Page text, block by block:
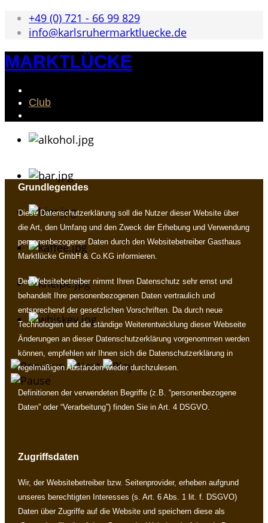
+49 (0) 721 - 66 99 829
info@karlsruhermarktluecke.de
MARKTLÜCKE
Club
Grundlegendes
Diese Datenschutzerklärung soll die Nutzer dieser Website über
die Art, den Umfang und den Zweck der Erhebung und Verwendung
personenbezogener Daten durch den Websitebetreiber Gasthaus
Marktlücke GmbH & Co.KG informieren.
Der Websitebetreiber nimmt Ihren Datenschutz sehr ernst und
behandelt Ihre personenbezogenen Daten vertraulich und
entsprechend der gesetzlichen Vorschriften. Da durch neue
Technologien und die ständige Weiterentwicklung dieser Webseite
Änderungen an dieser Datenschutzerklärung vorgenommen werden
können, empfehlen wir Ihnen sich die Datenschutzerklärung in
regelmäßigen Abständen wieder durchzulesen.
Definitionen der verwendeten Begriffe (z.B. “personenbezogene
Daten” oder “Verarbeitung”) finden Sie in Art. 4 DSGVO.
Zugriffsdaten
Wir, der Websitebetreiber bzw. Seitenprovider, erheben aufgrund
unseres berechtigten Interesses (s. Art. 6 Abs. 1 lit. f. DSGVO)
Daten über Zugriffe auf die Website und speichern diese als